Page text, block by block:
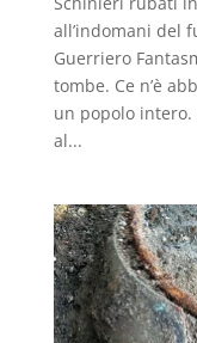
all’indomani del
Guerriero
tombe. Ce n’è
un popolo
al...